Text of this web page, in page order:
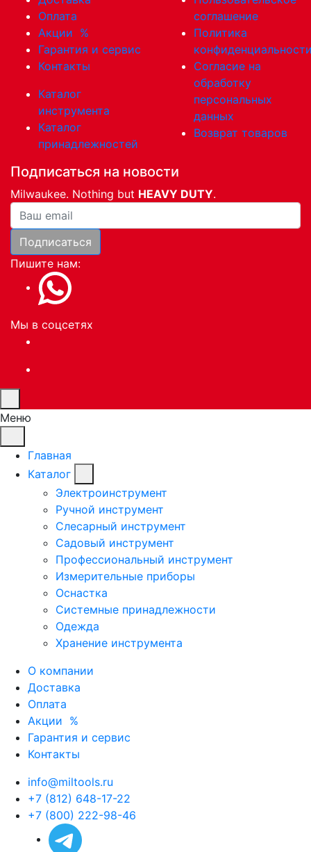
Оплата
Акции %
Гарантия и сервис
Контакты
Каталог
инструмента
Каталог
принадлежностей
соглашение
Политика
Согласие на
обработку
персональных
данных
Возврат товаров
Подписаться на новости
Milwaukee. Nothing but HEAVY DUTY.
Ваша почта
Подписаться
Пишите нам:
Мы в соцсетях
Меню
Главная
Каталог
Электроинструмент
Ручной инструмент
Слесарный инструмент
Садовый инструмент
Профессиональный инструмент
Измерительные приборы
Оснастка
Системные принадлежности
Одежда
Хранение инструмента
О компании
Доставка
Оплата
Акции %
Гарантия и сервис
Контакты
info@miltools.ru
+7 (812) 648-17-22
+7 (800) 222-98-46